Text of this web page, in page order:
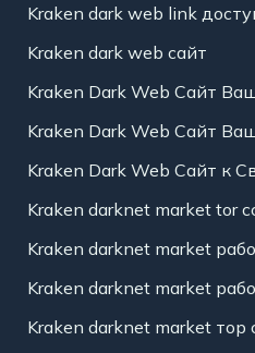
Kraken dark web link
Kraken dark web сайт
Kraken Dark Web Сайт
Kraken Dark Web Сайт
Kraken Dark Web Сайт к
Kraken darknet market tor
Kraken darknet market
Kraken darknet market
Kraken darknet market тор